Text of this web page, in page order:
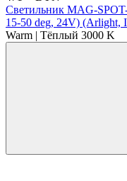
Светильник MAG-
15-50 deg, 24V) (Arlight,
Warm | Тёплый 3000 K